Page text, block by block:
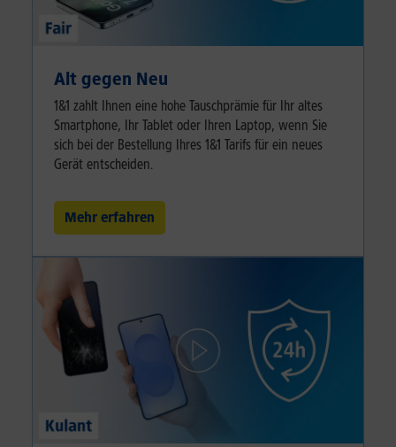
Alt gegen Neu
1&1 zahlt Ihnen eine hohe Tauschprämie für Ihr altes
Smartphone, Ihr Tablet oder Ihren Laptop, wenn Sie
sich bei der Bestellung Ihres 1&1 Tarifs für ein neues
Gerät entscheiden.
Mehr erfahren